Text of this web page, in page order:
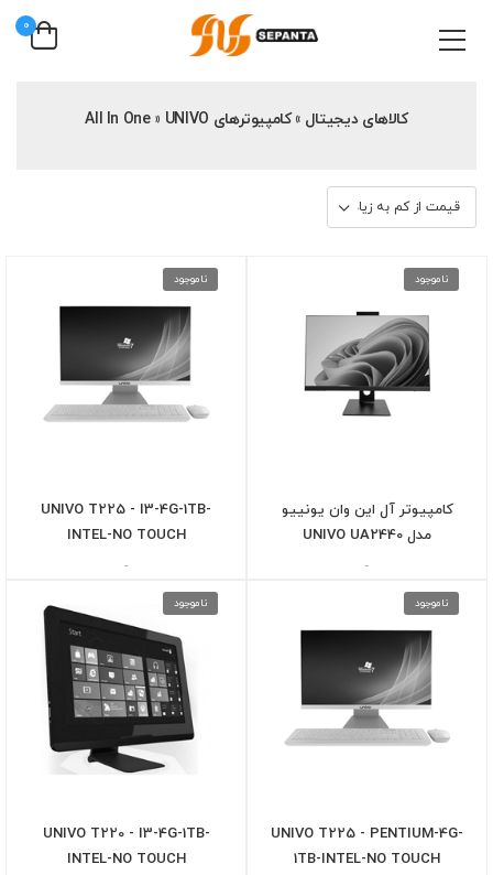
0
کالاهای دیجیتال » کامپیوترهای All In One » UNIVO
ناموجود
کامپیوتر آل این وان یونییو
مدل UNIVO UA2440
-
ناموجود
UNIVO T225 - I3-4G-1TB-
INTEL-NO TOUCH
-
ناموجود
UNIVO T225 - PENTIUM-4G-
1TB-INTEL-NO TOUCH
ناموجود
UNIVO T220 - I3-4G-1TB-
INTEL-NO TOUCH